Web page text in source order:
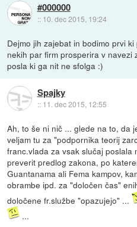
#000000
:: 10. dec 2015, 19:24
Dejmo jih zajebat in bodimo prvi
nekih par firm prosperira v navezi
posla ki ga nit ne sfolga :)
Spajky
:: 11. dec 2015, 12:55
Ah, to še ni nič ... glede na to, da
veljam tu za "podpornika teorij
franc.vlada za vsak slučaj
preverit predlog zakona, po
Guantanama ali Fema kampov,
obrambe ipd. za "določen čas"
določene fr.službe "opazujejo" ...
...